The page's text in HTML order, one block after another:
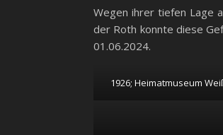
Wegen ihrer tiefen Lage
der Roth konnte diese
01.06.2024.
1926; Heimatmuseum